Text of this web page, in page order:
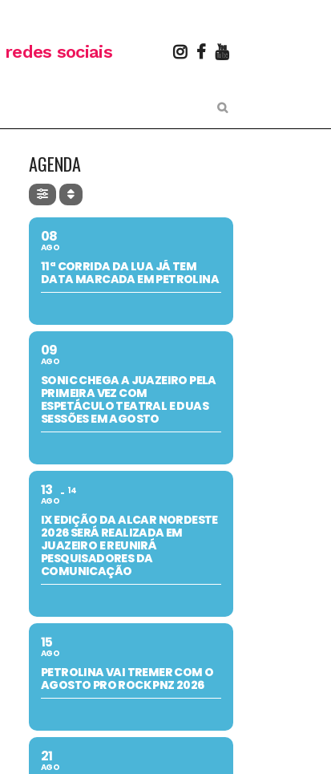
redes sociais
AGENDA
08
AGO
11ª CORRIDA DA LUA JÁ TEM
DATA MARCADA EM PETROLINA
09
AGO
SONIC CHEGA A JUAZEIRO PELA
PRIMEIRA VEZ COM
ESPETÁCULO TEATRAL E DUAS
SESSÕES EM AGOSTO
13
AGO
14
IX EDIÇÃO DA ALCAR NORDESTE
2026 SERÁ REALIZADA EM
JUAZEIRO E REUNIRÁ
PESQUISADORES DA
COMUNICAÇÃO
15
AGO
PETROLINA VAI TREMER COM O
AGOSTO PRO ROCK PNZ 2026
21
AGO